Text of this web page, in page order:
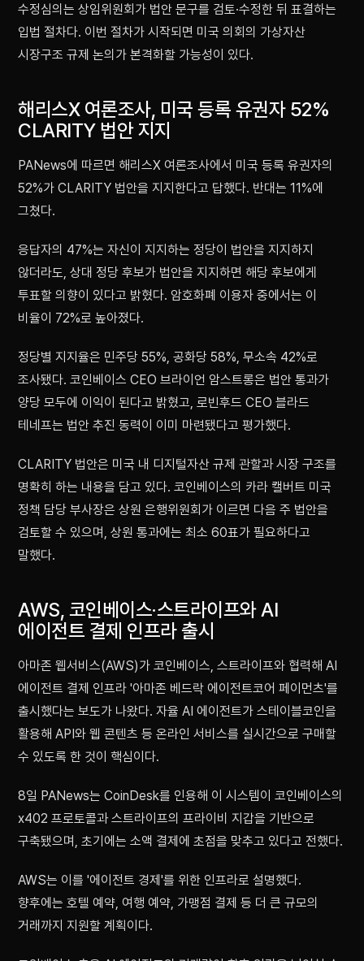
수정심의는 상임위원회가 법안 문구를 검토·수정한 뒤 표결하는
입법 절차다. 이번 절차가 시작되면 미국 의회의 가상자산
시장구조 규제 논의가 본격화할 가능성이 있다.
해리스X 여론조사, 미국 등록 유권자 52%
CLARITY 법안 지지
PANews에 따르면 해리스X 여론조사에서 미국 등록 유권자의
52%가 CLARITY 법안을 지지한다고 답했다. 반대는 11%에
그쳤다.
응답자의 47%는 자신이 지지하는 정당이 법안을 지지하지
않더라도, 상대 정당 후보가 법안을 지지하면 해당 후보에게
투표할 의향이 있다고 밝혔다. 암호화폐 이용자 중에서는 이
비율이 72%로 높아졌다.
정당별 지지율은 민주당 55%, 공화당 58%, 무소속 42%로
조사됐다. 코인베이스 CEO 브라이언 암스트롱은 법안 통과가
양당 모두에 이익이 된다고 밝혔고, 로빈후드 CEO 블라드
테네프는 법안 추진 동력이 이미 마련됐다고 평가했다.
CLARITY 법안은 미국 내 디지털자산 규제 관할과 시장 구조를
명확히 하는 내용을 담고 있다. 코인베이스의 카라 캘버트 미국
정책 담당 부사장은 상원 은행위원회가 이르면 다음 주 법안을
검토할 수 있으며, 상원 통과에는 최소 60표가 필요하다고
말했다.
AWS, 코인베이스·스트라이프와 AI
에이전트 결제 인프라 출시
아마존 웹서비스(AWS)가 코인베이스, 스트라이프와 협력해 AI
에이전트 결제 인프라 '아마존 베드락 에이전트코어 페이먼츠'를
출시했다는 보도가 나왔다. 자율 AI 에이전트가 스테이블코인을
활용해 API와 웹 콘텐츠 등 온라인 서비스를 실시간으로 구매할
수 있도록 한 것이 핵심이다.
8일 PANews는 CoinDesk를 인용해 이 시스템이 코인베이스의
x402 프로토콜과 스트라이프의 프라이비 지갑을 기반으로
구축됐으며, 초기에는 소액 결제에 초점을 맞추고 있다고 전했다.
AWS는 이를 '에이전트 경제'를 위한 인프라로 설명했다.
향후에는 호텔 예약, 여행 예약, 가맹점 결제 등 더 큰 규모의
거래까지 지원할 계획이다.